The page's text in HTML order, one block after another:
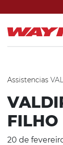
Assistencias
FILHO
20 de